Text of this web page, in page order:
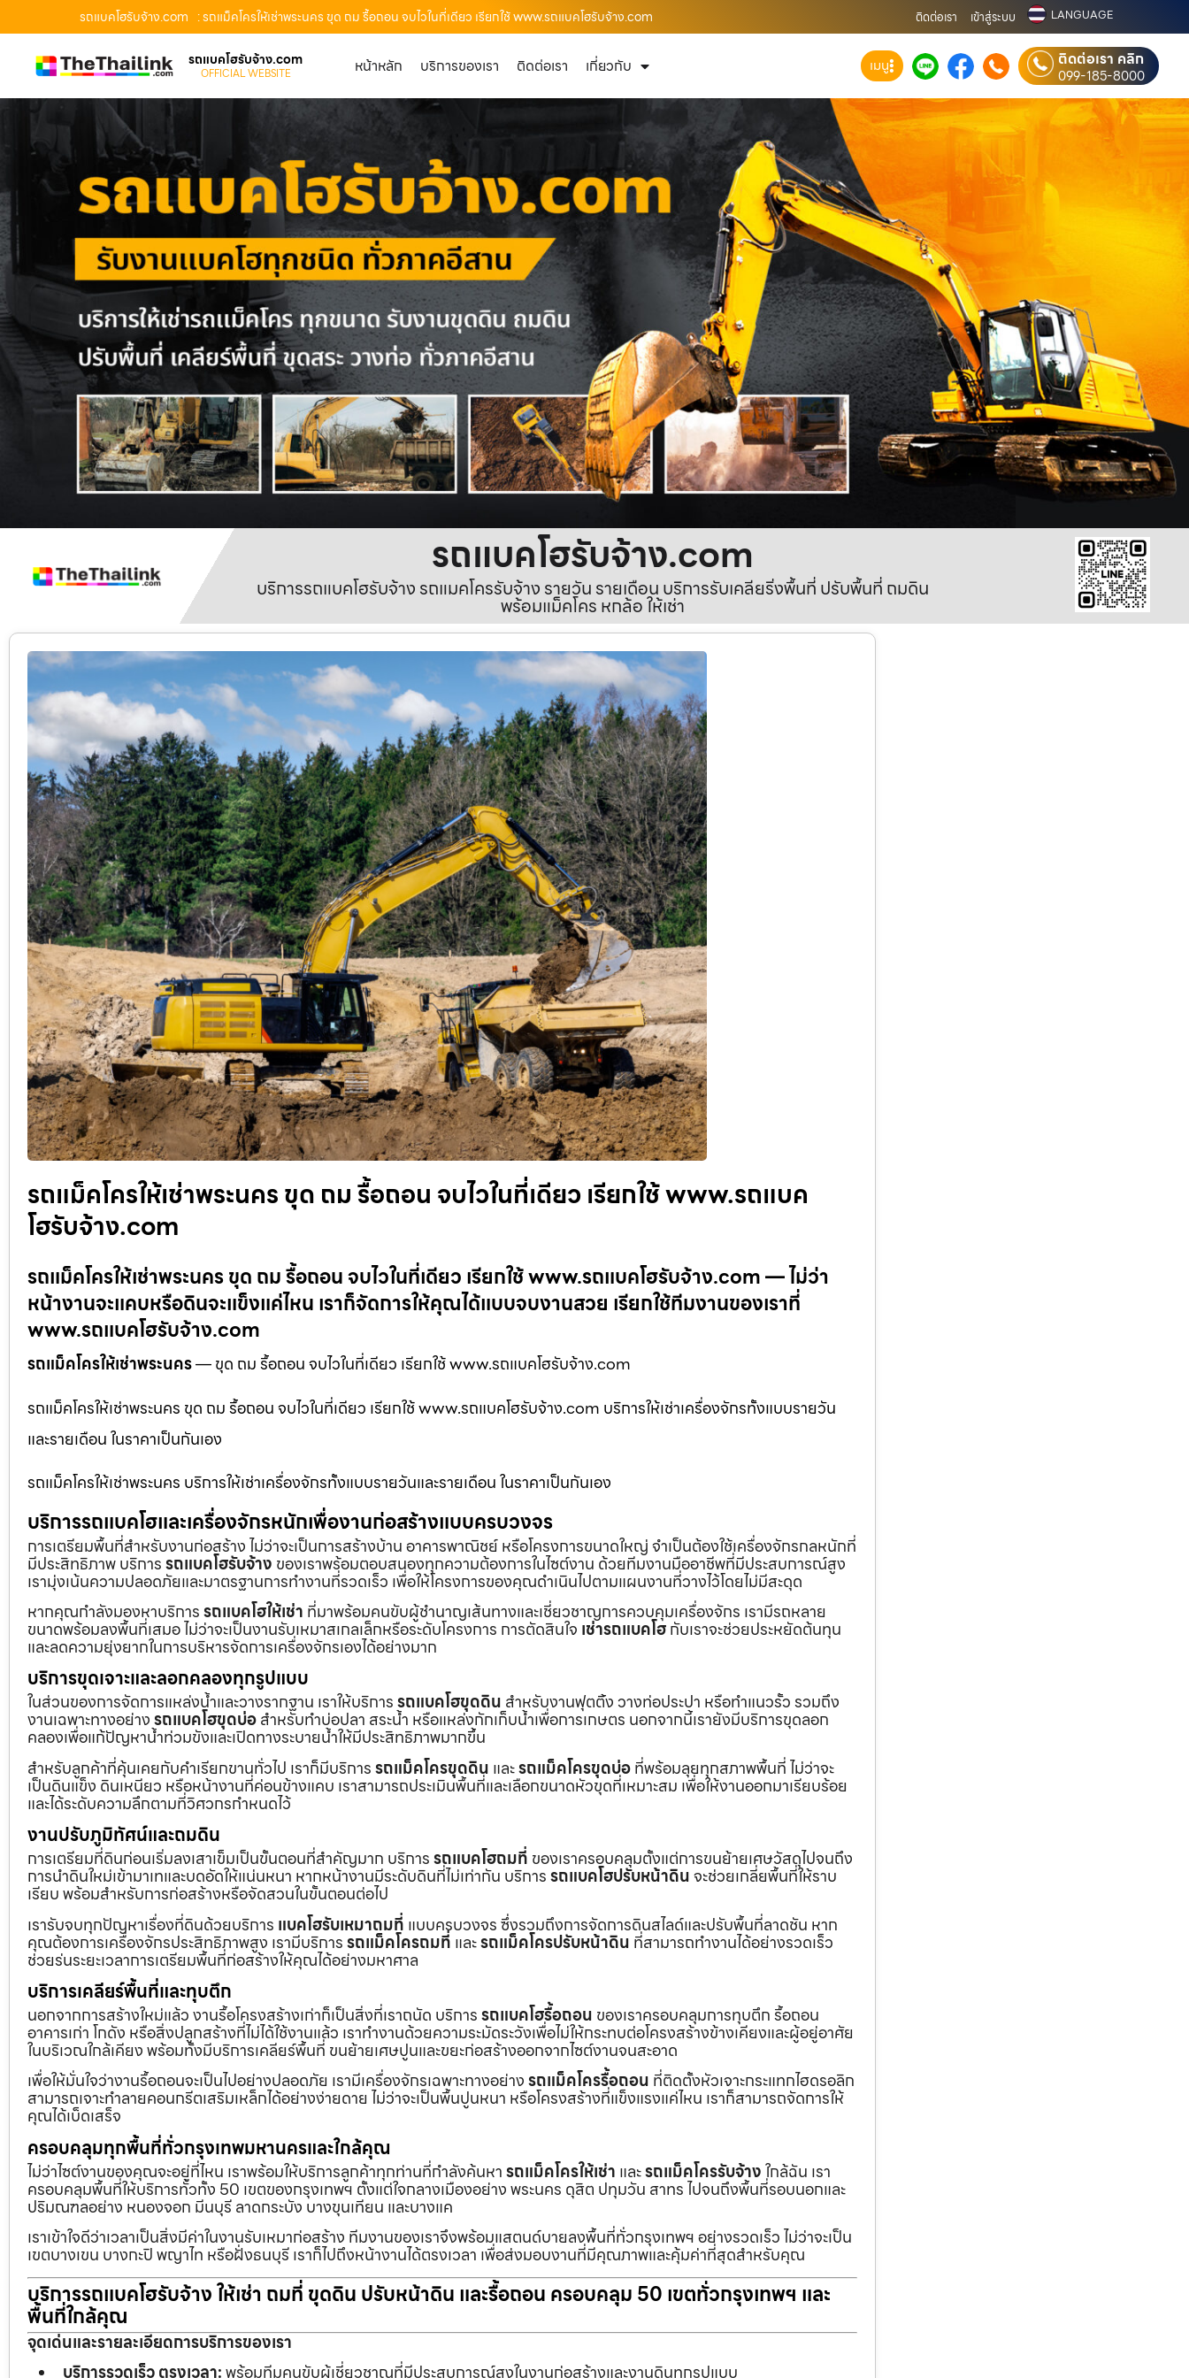
รถแบคโฮรับจ้าง.com : รถแม็คโครให้เช่าพระนคร ขุด ถม รื้อถอน จบไวในที่เดียว เรียกใช้ www.รถแบคโฮรับจ้าง.com ติดต่อเรา เข้าสู่ระบบ LANGUAGE
รถแบคโฮรับจ้าง.com
OFFICIAL WEBSITE หน้าหลัก บริการของเรา ติดต่อเรา เกี่ยวกับ เมนู ติดต่อเรา คลิก
099-185-8000
รถแบคโฮรับจ้าง.com
บริการรถแบคโฮรับจ้าง รถแมคโครรับจ้าง รายวัน รายเดือน บริการรับเคลียริ่งพื้นที่ ปรับพื้นที่ ถมดิน
พร้อมแม็คโคร หกล้อ ให้เช่า
รถแม็คโครให้เช่าพระนคร ขุด ถม รื้อถอน จบไวในที่เดียว เรียกใช้ www.รถแบค
โฮรับจ้าง.com
รถแม็คโครให้เช่าพระนคร ขุด ถม รื้อถอน จบไวในที่เดียว เรียกใช้ www.รถแบคโฮรับจ้าง.com — ไม่ว่า
หน้างานจะแคบหรือดินจะแข็งแค่ไหน เราก็จัดการให้คุณได้แบบจบงานสวย เรียกใช้ทีมงานของเราที่
www.รถแบคโฮรับจ้าง.com
รถแม็คโครให้เช่าพระนคร— ขุด ถม รื้อถอน จบไวในที่เดียว เรียกใช้ www.รถแบคโฮรับจ้าง.com
รถแม็คโครให้เช่าพระนคร ขุด ถม รื้อถอน จบไวในที่เดียว เรียกใช้ www.รถแบคโฮรับจ้าง.com บริการให้เช่าเครื่องจักรทั้งแบบรายวัน
และรายเดือน ในราคาเป็นกันเอง
รถแม็คโครให้เช่าพระนคร บริการให้เช่าเครื่องจักรทั้งแบบรายวันและรายเดือน ในราคาเป็นกันเอง
บริการรถแบคโฮและเครื่องจักรหนักเพื่องานก่อสร้างแบบครบวงจร
การเตรียมพื้นที่สำหรับงานก่อสร้าง ไม่ว่าจะเป็นการสร้างบ้าน อาคารพาณิชย์ หรือโครงการขนาดใหญ่ จำเป็นต้องใช้เครื่องจักรกลหนักที่
มีประสิทธิภาพ บริการรถแบคโฮรับจ้าง ของเราพร้อมตอบสนองทุกความต้องการในไซต์งาน ด้วยทีมงานมืออาชีพที่มีประสบการณ์สูง
เรามุ่งเน้นความปลอดภัยและมาตรฐานการทำงานที่รวดเร็ว เพื่อให้โครงการของคุณดำเนินไปตามแผนงานที่วางไว้โดยไม่มีสะดุด
หากคุณกำลังมองหาบริการรถแบคโฮให้เช่า ที่มาพร้อมคนขับผู้ชำนาญเส้นทางและเชี่ยวชาญการควบคุมเครื่องจักร เรามีรถหลาย
ขนาดพร้อมลงพื้นที่เสมอ ไม่ว่าจะเป็นงานรับเหมาสเกลเล็กหรือระดับโครงการ การตัดสินใจ เช่ารถแบคโฮกับเราจะช่วยประหยัดต้นทุน
และลดความยุ่งยากในการบริหารจัดการเครื่องจักรเองได้อย่างมาก
บริการขุดเจาะและลอกคลองทุกรูปแบบ
ในส่วนของการจัดการแหล่งน้ำและวางรากฐาน เราให้บริการรถแบคโฮขุดดิน สำหรับงานฟุตติ้ง วางท่อประปา หรือทำแนวรั้ว รวมถึง
งานเฉพาะทางอย่างรถแบคโฮขุดบ่อสำหรับทำบ่อปลา สระน้ำ หรือแหล่งกักเก็บน้ำเพื่อการเกษตร นอกจากนี้เรายังมีบริการขุดลอก
คลองเพื่อแก้ปัญหาน้ำท่วมขังและเปิดทางระบายน้ำให้มีประสิทธิภาพมากขึ้น
สำหรับลูกค้าที่คุ้นเคยกับคำเรียกขานทั่วไป เราก็มีบริการรถแม็คโครขุดดิน และรถแม็คโครขุดบ่อที่พร้อมลุยทุกสภาพพื้นที่ ไม่ว่าจะ
เป็นดินแข็ง ดินเหนียว หรือหน้างานที่ค่อนข้างแคบ เราสามารถประเมินพื้นที่และเลือกขนาดหัวขุดที่เหมาะสม เพื่อให้งานออกมาเรียบร้อย
และได้ระดับความลึกตามที่วิศวกรกำหนดไว้
งานปรับภูมิทัศน์และถมดิน
การเตรียมที่ดินก่อนเริ่มลงเสาเข็มเป็นขั้นตอนที่สำคัญมาก บริการรถแบคโฮถมที่ ของเราครอบคลุมตั้งแต่การขนย้ายเศษวัสดุไปจนถึง
การนำดินใหม่เข้ามาเทและบดอัดให้แน่นหนา หากหน้างานมีระดับดินที่ไม่เท่ากัน บริการรถแบคโฮปรับหน้าดินจะช่วยเกลี่ยพื้นที่ให้ราบ
เรียบ พร้อมสำหรับการก่อสร้างหรือจัดสวนในขั้นตอนต่อไป
เรารับจบทุกปัญหาเรื่องที่ดินด้วยบริการ แบคโฮรับเหมาถมที่ แบบครบวงจร ซึ่งรวมถึงการจัดการดินสไลด์และปรับพื้นที่ลาดชัน หาก
คุณต้องการเครื่องจักรประสิทธิภาพสูง เรามีบริการรถแม็คโครถมที่ และรถแม็คโครปรับหน้าดิน ที่สามารถทำงานได้อย่างรวดเร็ว
ช่วยร่นระยะเวลาการเตรียมพื้นที่ก่อสร้างให้คุณได้อย่างมหาศาล
บริการเคลียร์พื้นที่และทุบตึก
นอกจากการสร้างใหม่แล้ว งานรื้อโครงสร้างเก่าก็เป็นสิ่งที่เราถนัด บริการรถแบคโฮรื้อถอน ของเราครอบคลุมการทุบตึก รื้อถอน
อาคารเก่า โกดัง หรือสิ่งปลูกสร้างที่ไม่ได้ใช้งานแล้ว เราทำงานด้วยความระมัดระวังเพื่อไม่ให้กระทบต่อโครงสร้างข้างเคียงและผู้อยู่อาศัย
ในบริเวณใกล้เคียง พร้อมทั้งมีบริการเคลียร์พื้นที่ ขนย้ายเศษปูนและขยะก่อสร้างออกจากไซต์งานจนสะอาด
เพื่อให้มั่นใจว่างานรื้อถอนจะเป็นไปอย่างปลอดภัย เรามีเครื่องจักรเฉพาะทางอย่างรถแม็คโครรื้อถอน ที่ติดตั้งหัวเจาะกระแทกไฮดรอลิก
สามารถเจาะทำลายคอนกรีตเสริมเหล็กได้อย่างง่ายดาย ไม่ว่าจะเป็นพื้นปูนหนา หรือโครงสร้างที่แข็งแรงแค่ไหน เราก็สามารถจัดการให้
คุณได้เบ็ดเสร็จ
ครอบคลุมทุกพื้นที่ทั่วกรุงเทพมหานครและใกล้คุณ
ไม่ว่าไซต์งานของคุณจะอยู่ที่ไหน เราพร้อมให้บริการลูกค้าทุกท่านที่กำลังค้นหารถแม็คโครให้เช่า และรถแม็คโครรับจ้างใกล้ฉัน เรา
ครอบคลุมพื้นที่ให้บริการทั่วทั้ง 50 เขตของกรุงเทพฯ ตั้งแต่ใจกลางเมืองอย่าง พระนคร ดุสิต ปทุมวัน สาทร ไปจนถึงพื้นที่รอบนอกและ
ปริมณฑลอย่าง หนองจอก มีนบุรี ลาดกระบัง บางขุนเทียน และบางแค
เราเข้าใจดีว่าเวลาเป็นสิ่งมีค่าในงานรับเหมาก่อสร้าง ทีมงานของเราจึงพร้อมแสตนด์บายลงพื้นที่ทั่วกรุงเทพฯ อย่างรวดเร็ว ไม่ว่าจะเป็น
เขตบางเขน บางกะปิ พญาไท หรือฝั่งธนบุรี เราก็ไปถึงหน้างานได้ตรงเวลา เพื่อส่งมอบงานที่มีคุณภาพและคุ้มค่าที่สุดสำหรับคุณ
บริการรถแบคโฮรับจ้าง ให้เช่า ถมที่ ขุดดิน ปรับหน้าดิน และรื้อถอน ครอบคลุม 50 เขตทั่วกรุงเทพฯ และ
พื้นที่ใกล้คุณ
จุดเด่นและรายละเอียดการบริการของเรา
บริการรวดเร็ว ตรงเวลา:พร้อมทีมคนขับผู้เชี่ยวชาญที่มีประสบการณ์สูงในงานก่อสร้างและงานดินทุกรูปแบบ